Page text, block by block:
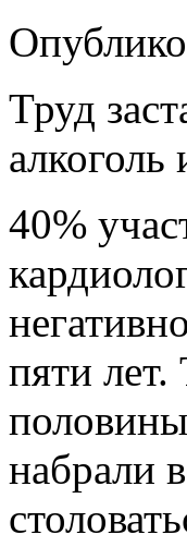
Труд
40%
пяти
набрали